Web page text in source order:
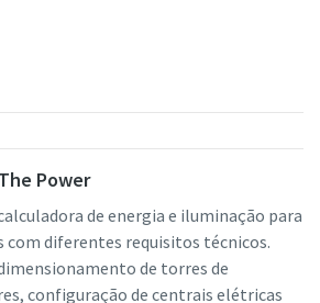
Power
de energia e iluminação para
com diferentes requisitos técnicos.
de torres de
configuração de centrais elétricas